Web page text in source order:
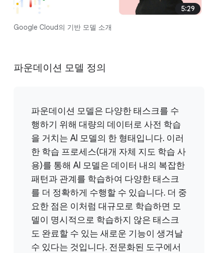
5:29
Google Cloud의 기반 모델 소개
파운데이션 모델 정의
파운데이션 모델은 다양한 태스크를 수
행하기 위해 대량의 데이터로 사전 학습
을 거치는 AI 모델의 한 형태입니다. 이러
한 학습 프로세스(대개 자체 지도 학습 사
용)를 통해 AI 모델은 데이터 내의 복잡한
패턴과 관계를 학습하여 다양한 태스크
를 더 정확하게 수행할 수 있습니다. 더 중
요한 점은 이처럼 대규모로 학습하면 모
델이 명시적으로 학습하지 않은 태스크
도 완료할 수 있는 새로운 기능이 생겨날
수 있다는 것입니다. 전문화된 도구에서